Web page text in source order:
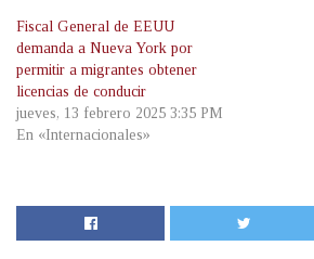
Fiscal General de EEUU
demanda a Nueva York por
permitir a migrantes obtener
licencias de conducir
jueves, 13 febrero 2025 3:35 PM
En «Internacionales»